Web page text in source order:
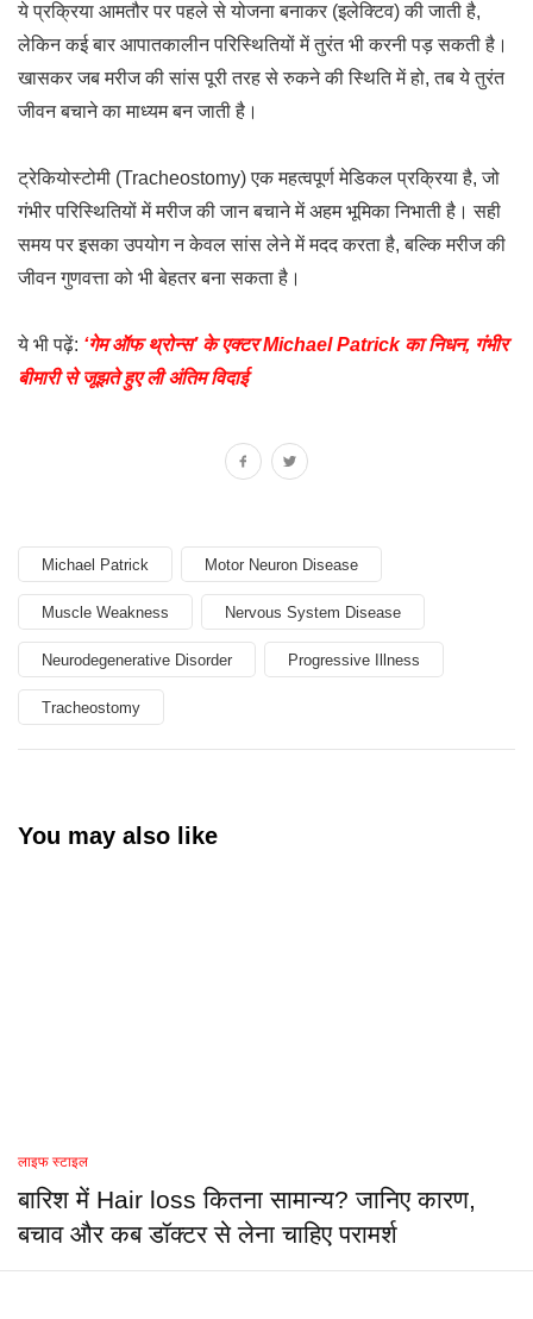
ये प्रक्रिया आमतौर पर पहले से योजना बनाकर (इलेक्टिव) की जाती है,
लेकिन कई बार आपातकालीन परिस्थितियों में तुरंत भी करनी पड़ सकती है।
खासकर जब मरीज की सांस पूरी तरह से रुकने की स्थिति में हो, तब ये तुरंत
जीवन बचाने का माध्यम बन जाती है।
ट्रेकियोस्टोमी (Tracheostomy) एक महत्वपूर्ण मेडिकल प्रक्रिया है, जो
गंभीर परिस्थितियों में मरीज की जान बचाने में अहम भूमिका निभाती है। सही
समय पर इसका उपयोग न केवल सांस लेने में मदद करता है, बल्कि मरीज की
जीवन गुणवत्ता को भी बेहतर बना सकता है।
ये भी पढ़ें: ‘गेम ऑफ थ्रोन्स’ के एक्टर Michael Patrick का निधन, गंभीर
बीमारी से जूझते हुए ली अंतिम विदाई
Michael Patrick Motor Neuron Disease
Muscle Weakness Nervous System Disease
Neurodegenerative Disorder Progressive Illness
Tracheostomy
You may also like
लाइफ स्टाइल
बारिश में Hair loss कितना सामान्य? जानिए कारण,
बचाव और कब डॉक्टर से लेना चाहिए परामर्श